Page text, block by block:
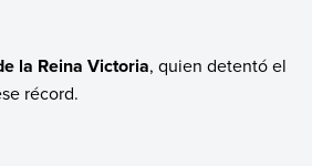
la Reina Victoria, quien detentó el
récord.